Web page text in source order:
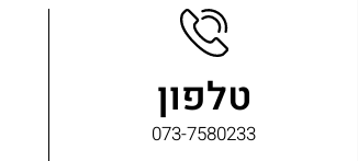
טלפון
073-7580233